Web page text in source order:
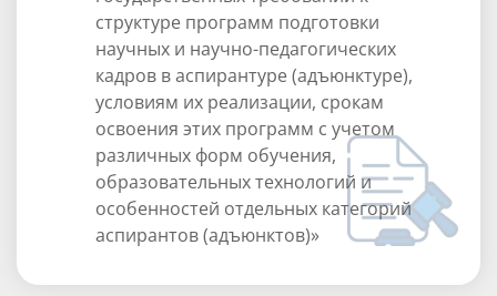
структуре программ подготовки
научных и научно-педагогических
кадров в аспирантуре (адъюнктуре),
условиям их реализации, срокам
освоения этих программ с учетом
различных форм обучения,
образовательных технологий и
особенностей отдельных категорий
аспирантов (адъюнктов)»